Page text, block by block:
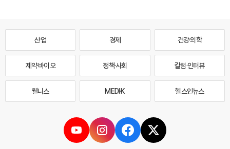
산업 경제 건강·의학
제약·바이오 정책·사회 칼럼·인터뷰
웰니스 MEDI·K 헬스인뉴스